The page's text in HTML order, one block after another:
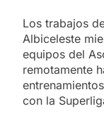
Los trabajos
Albiceleste
equipos del
remotamente
con la